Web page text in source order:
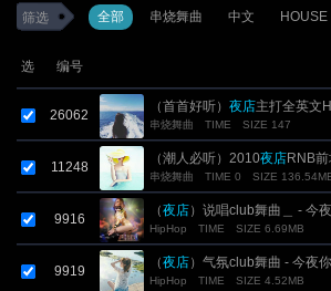
筛选 全部 串烧舞曲 中文 HOUSE
选 编号
26062
（首首好听） 夜店主打全英文
串烧舞曲 TIME SIZE 147
11248
（潮人必听）2010夜店RNB
串烧舞曲 TIME 0 SIZE
9916
（夜店）说唱club舞曲＿ - 今
HipHop TIME SIZE 6.69MB
9919
（夜店）气氛club舞曲 - 今夜
HipHop TIME SIZE 4.52MB